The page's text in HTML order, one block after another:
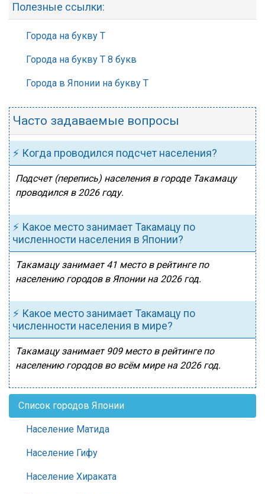
Полезные ссылки:
Города на букву Т
Города на букву Т 8 букв
Города в Японии на букву Т
Часто задаваемые вопросы
⚡ Когда проводился подсчет населения?
Подсчет (перепись) населения в городе Такамацу
проводился в 2026 году.
⚡ Какое место занимает Такамацу по
численности населения в Японии?
Такамацу занимает 41 место в рейтинге по
населению городов в Японии на 2026 год.
⚡ Какое место занимает Такамацу по
численности населения в мире?
Такамацу занимает 909 место в рейтинге по
населению городов во всём мире на 2026 год.
Список городов Японии
Население Матида
Население Гифу
Население Хираката